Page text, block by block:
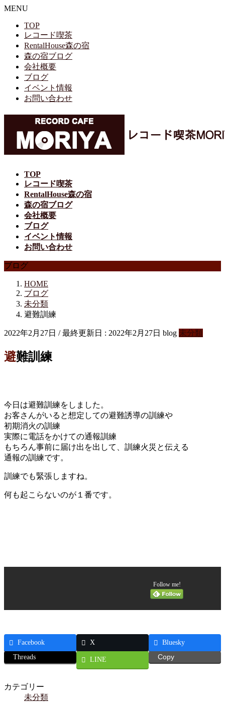
MENU
TOP
レコード喫茶
RentalHouse森の宿
森の宿ブログ
会社概要
ブログ
イベント情報
お問い合わせ
TOP
レコード喫茶
RentalHouse森の宿
森の宿ブログ
会社概要
ブログ
イベント情報
お問い合わせ
ブログ
HOME
ブログ
未分類
避難訓練
2022年2月27日 / 最終更新日 : 2022年2月27日 blog 未分類
避難訓練
今日は避難訓練をしました。
お客さんがいると想定しての避難誘導の訓練や
初期消火の訓練
実際に電話をかけての通報訓練
もちろん事前に届け出を出して、訓練火災と伝える
通報の訓練です。
訓練でも緊張しますね。
何も起こらないのが１番です。
Follow me!
Facebook X
Bluesky
Threads
LINE Copy
カテゴリー
未分類